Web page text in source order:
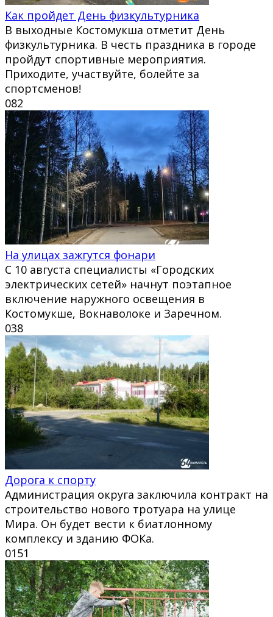
Как пройдет День физкультурника
В выходные Костомукша отметит День
физкультурника. В честь праздника в городе
пройдут спортивные мероприятия.
Приходите, участвуйте, болейте за
спортсменов!
082
На улицах зажгутся фонари
С 10 августа специалисты «Городских
электрических сетей» начнут поэтапное
включение наружного освещения в
Костомукше, Вокнаволоке и Заречном.
038
Дорога к спорту
Администрация округа заключила контракт на
строительство нового тротуара на улице
Мира. Он будет вести к биатлонному
комплексу и зданию ФОКа.
0151